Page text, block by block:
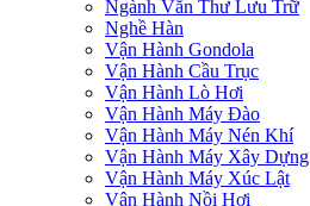
Ngành Văn Thư Lưu Trữ
Nghề Hàn
Vận Hành Gondola
Vận Hành Cầu Trục
Vận Hành Lò Hơi
Vận Hành Máy Đào
Vận Hành Máy Nén Khí
Vận Hành Máy Xây Dựng
Vận Hành Máy Xúc Lật
Vận Hành Nồi Hơi